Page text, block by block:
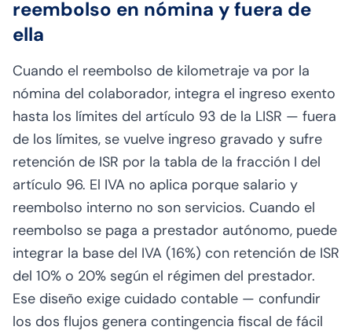
reembolso en nómina y fuera de
ella
Cuando el reembolso de kilometraje va por la
nómina del colaborador, integra el ingreso exento
hasta los límites del artículo 93 de la LISR — fuera
de los límites, se vuelve ingreso gravado y sufre
retención de ISR por la tabla de la fracción I del
artículo 96. El IVA no aplica porque salario y
reembolso interno no son servicios. Cuando el
reembolso se paga a prestador autónomo, puede
integrar la base del IVA (16%) con retención de ISR
del 10% o 20% según el régimen del prestador.
Ese diseño exige cuidado contable — confundir
los dos flujos genera contingencia fiscal de fácil